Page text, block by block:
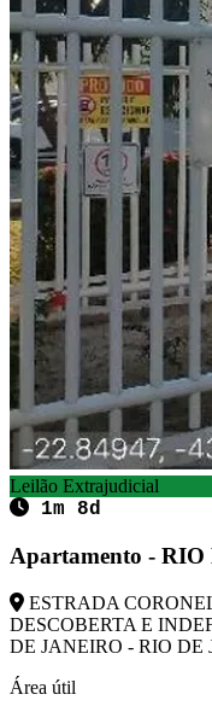
Leilão Extrajudicial
1m 8d
Apartamento -
ESTRADA
DESCOBERTA E
DE JANEIRO - RIO DE
Área útil